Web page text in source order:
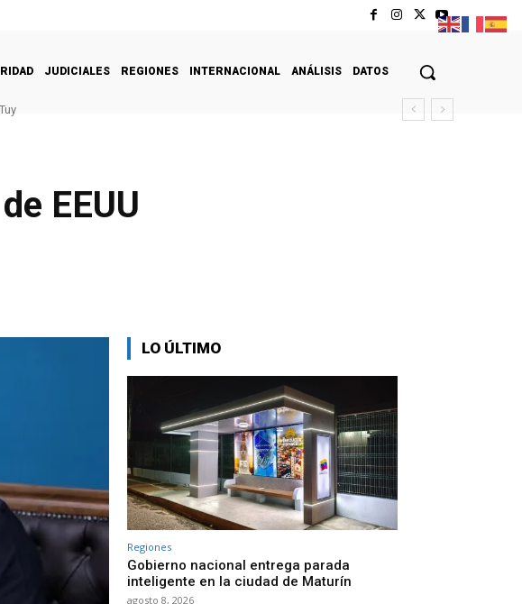
JUDICIALES REGIONES INTERNACIONAL ANÁLISIS DATOS
EEUU
LO ÚLTIMO
Regiones
Gobierno nacional entrega parada
inteligente en la ciudad de Maturín
agosto 8, 2026